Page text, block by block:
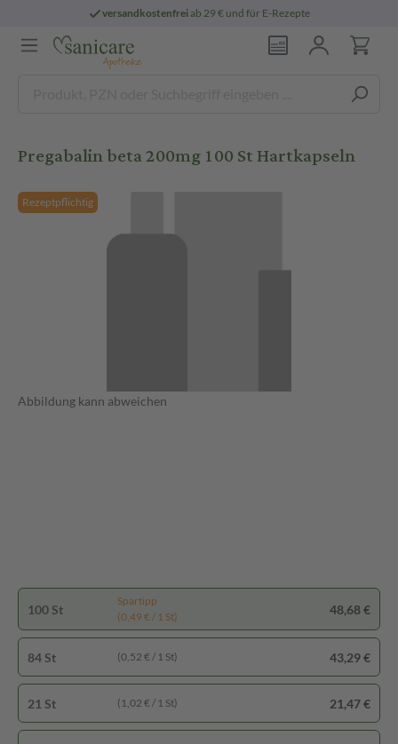
versandkostenfreiab 29 € und für E-Rezepte
Pregabalin beta 200mg 100 St Hartkapseln
Rezeptpflichtig
Abbildung kann abweichen
100 St
Spartipp
(0,49 € / 1 St)
48,68 €
84 St (0,52 € / 1 St) 43,29 €
21 St (1,02 € / 1 St) 21,47 €